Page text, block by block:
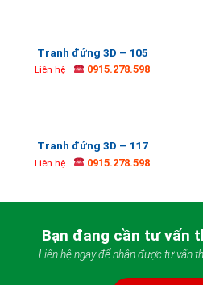
Tranh đứng 3D – 105
Liên hệ 0915.278.598
Tranh đứng 3D – 117
Liên hệ 0915.278.598
Bạn đang cần tư vấn
Liên hệ ngay để nhận được tư vấn